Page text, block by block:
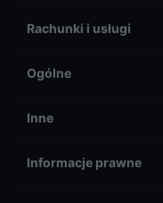
Rachunki i usługi
Ogólne
Inne
Informacje prawne